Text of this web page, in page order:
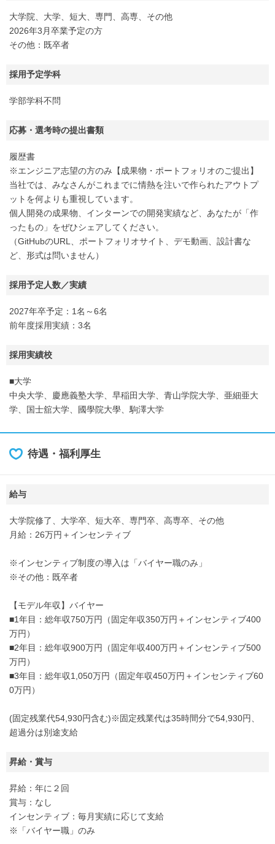
大学院、大学、短大、専門、高専、その他
2026年3月卒業予定の方
その他：既卒者
採用予定学科
学部学科不問
応募・選考時の提出書類
履歴書
※エンジニア志望の方のみ【成果物・ポートフォリオのご提出】
当社では、みなさんがこれまでに情熱を注いで作られたアウトプ
ットを何よりも重視しています。
個人開発の成果物、インターンでの開発実績など、あなたが「作
ったもの」をぜひシェアしてください。
（GitHubのURL、ポートフォリオサイト、デモ動画、設計書な
ど、形式は問いません）
採用予定人数／実績
2027年卒予定：1名～6名
前年度採用実績：3名
採用実績校
■大学
中央大学、慶應義塾大学、早稲田大学、青山学院大学、亜細亜大
学、国士舘大学、國學院大學、駒澤大学
待遇・福利厚生
給与
大学院修了、大学卒、短大卒、専門卒、高専卒、その他
月給：26万円＋インセンティブ
※インセンティブ制度の導入は「バイヤー職のみ」
※その他：既卒者
【モデル年収】バイヤー
■1年目：総年収750万円（固定年収350万円＋インセンティブ400
万円）
■2年目：総年収900万円（固定年収400万円＋インセンティブ500
万円）
■3年目：総年収1,050万円（固定年収450万円＋インセンティブ60
0万円）
(固定残業代54,930円含む)※固定残業代は35時間分で54,930円、
超過分は別途支給
昇給・賞与
昇給：年に２回
賞与：なし
インセンティブ：毎月実績に応じて支給
※「バイヤー職」のみ